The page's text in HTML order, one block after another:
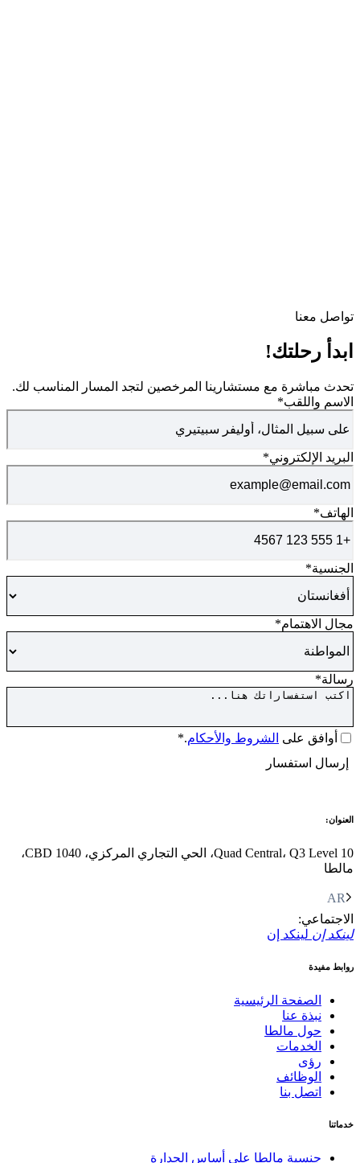
تواصل معنا
ابدأ رحلتك!
تحدث مباشرة مع مستشارينا المرخصين لتجد المسار المناسب لك.
الاسم واللقب*
البريد الإلكتروني*
الهاتف*
الجنسية*
مجال الاهتمام*
رسالة*
الموافقةأوافق على الشروط والأحكام.*
إرسال استفسار
العنوان:
Quad Central، Q3 Level 10، الحي التجاري المركزي، CBD 1040،
مالطا
AR
الاجتماعي:
لينكد إن لينكد إن
روابط مفيدة
الصفحة الرئيسية
نبذة عنا
حول مالطا
الخدمات
رؤى
الوظائف
اتصل بنا
خدماتنا
جنسية مالطا على أساس الجدارة